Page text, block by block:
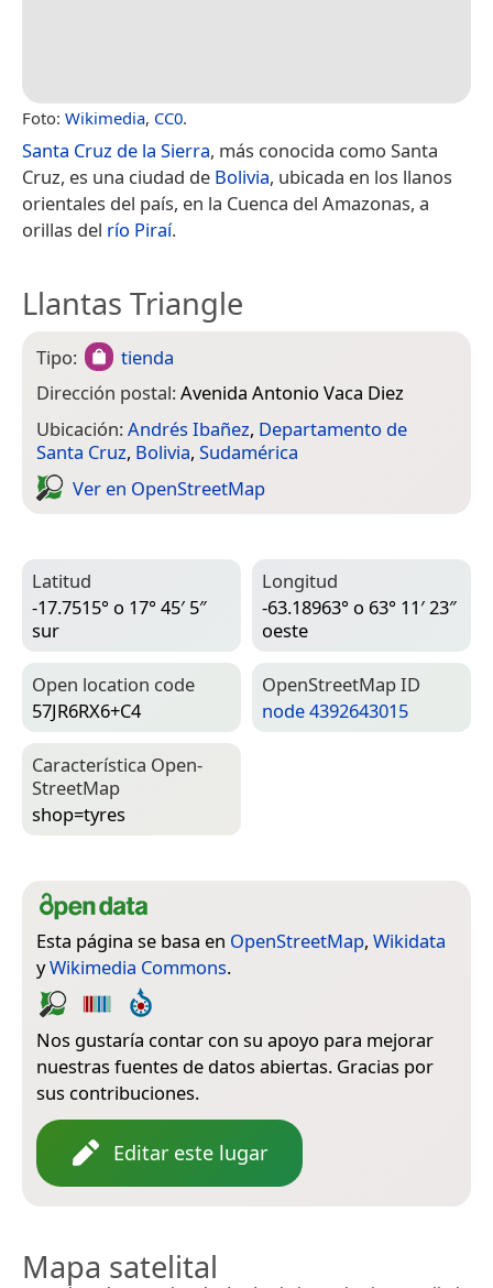
Foto: Wikimedia, CC0.
Santa Cruz de la Sierra, más conocida como Santa
Cruz, es una ciudad de Bolivia, ubicada en los llanos
orientales del país, en la Cuenca del Amazonas, a
orillas del río Piraí.
Llantas Triangle
Tipo:
tienda
Dirección postal:Avenida Antonio Vaca Diez
Ubicación:Andrés Ibañez, Departamento de
Santa Cruz, Bolivia, Sudamérica
Ver en Open­Street­Map
Latitud
-17.7515° o 17° 45′ 5″
sur
Longitud
-63.18963° o 63° 11′ 23″
oeste
Open location code
57JR6RX6+C4
Open­Street­Map ID
node 4392643015
Característica Open­
Street­Map
shop=­tyres
Esta página se basa en OpenStreetMap, Wikidata
yWikimedia Commons.
Nos gustaría contar con su apoyo para mejorar
nuestras fuentes de datos abiertas. Gracias por
sus contribuciones.
Editar este lugar
Mapa satelital